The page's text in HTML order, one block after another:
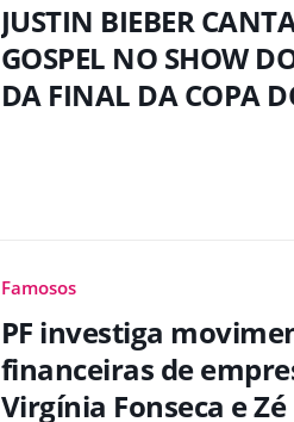
JUSTIN BIEBER
GOSPEL NO SHOW
DA FINAL DA COPA
Famosos
PF investiga
financeiras de
Virgínia Fonseca e Zé